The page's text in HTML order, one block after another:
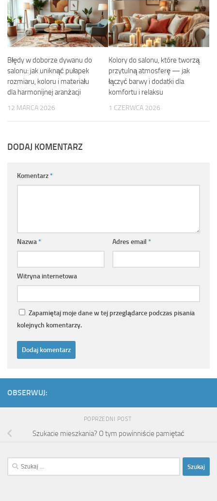
Błędy w doborze dywanu do
salonu: jak uniknąć pułapek
rozmiaru, koloru i materiału
dla harmonijnej aranżacji
12 MARCA 2026
Kolory do salonu, które tworzą
przytulną atmosferę — jak
łączyć barwy i dodatki dla
komfortu i relaksu
1 CZERWCA 2026
DODAJ KOMENTARZ
Komentarz*
Nazwa* Adres email *
Witryna internetowa
Zapamiętaj moje dane w tej przeglądarce podczas pisania
kolejnych komentarzy.
OBSERWUJ:
POPRZEDNI POST
Szukacie mieszkania? O tym powinniście pamiętać
Szukaj: